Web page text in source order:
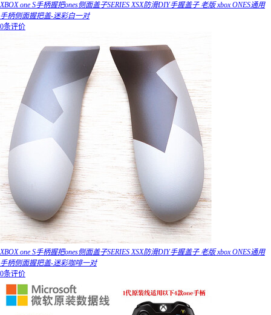
XBOX one S手柄握把ones侧面盖子SERIES XSX防滑DIY手握盖子 老版 xbox ONES通用
手柄侧面握把盖-迷彩白一对
0条评价
XBOX one S手柄握把ones侧面盖子SERIES XSX防滑DIY手握盖子 老版 xbox ONES通用
手柄侧面握把盖-迷彩咖啡一对
0条评价